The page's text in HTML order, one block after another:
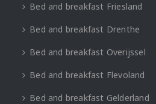
Bed and breakfast Friesland
Bed and breakfast Drenthe
Bed and breakfast Overijssel
Bed and breakfast Flevoland
Bed and breakfast Gelderland